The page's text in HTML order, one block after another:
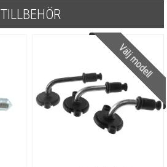
TILLBEHÖR
Välj modell